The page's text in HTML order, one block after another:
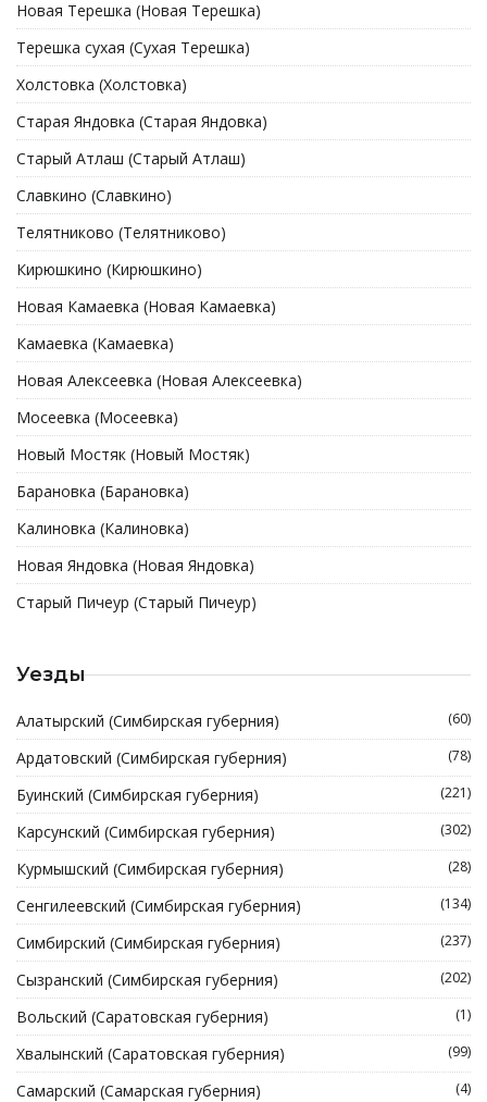
Новая Терешка (Новая Терешка)
Терешка сухая (Сухая Терешка)
Холстовка (Холстовка)
Старая Яндовка (Старая Яндовка)
Старый Атлаш (Старый Атлаш)
Славкино (Славкино)
Телятниково (Телятниково)
Кирюшкино (Кирюшкино)
Новая Камаевка (Новая Камаевка)
Камаевка (Камаевка)
Новая Алексеевка (Новая Алексеевка)
Мосеевка (Мосеевка)
Новый Мостяк (Новый Мостяк)
Барановка (Барановка)
Калиновка (Калиновка)
Новая Яндовка (Новая Яндовка)
Старый Пичеур (Старый Пичеур)
Уезды
Алатырский (Симбирская губерния) (60)
Ардатовский (Симбирская губерния) (78)
Буинский (Симбирская губерния) (221)
Карсунский (Симбирская губерния) (302)
Курмышский (Симбирская губерния) (28)
Сенгилеевский (Симбирская губерния) (134)
Симбирский (Симбирская губерния) (237)
Сызранский (Симбирская губерния) (202)
Вольский (Саратовская губерния) (1)
Хвалынский (Саратовская губерния) (99)
Самарский (Самарская губерния) (4)